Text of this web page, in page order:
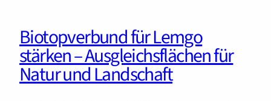
Biotopverbund für Lemgo
stärken – Ausgleichsflächen für
Natur und Landschaft